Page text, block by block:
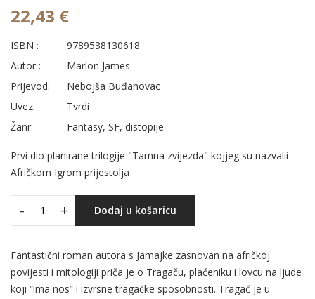
22,43 €
ISBN :
9789538130618
Autor :
Marlon James
Prijevod:
Nebojša Buđanovac
Uvez:
Tvrdi
Žanr:
Fantasy, SF, distopije
Prvi dio planirane trilogije "Tamna zvijezda" kojjeg su nazvalii
Afričkom Igrom prijestolja
- + Dodaj u košaricu
Fantastični roman autora s Jamajke zasnovan na afričkoj
povijesti i mitologiji priča je o Tragaču, plaćeniku i lovcu na ljude
koji “ima nos” i izvrsne tragačke sposobnosti. Tragač je u